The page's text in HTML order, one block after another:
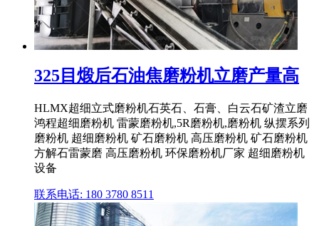
325目煅后石油焦磨粉机立磨产量高
HLMX超细立式磨粉机石英石、石膏、白云石矿渣立磨
鸿程超细磨粉机 雷蒙磨粉机,5R磨粉机,磨粉机 纵摆系列
磨粉机 超细磨粉机 矿石磨粉机 高压磨粉机 矿石磨粉机
方解石雷蒙磨 高压磨粉机 环保磨粉机厂家 超细磨粉机
设备
联系电话: 180 3780 8511